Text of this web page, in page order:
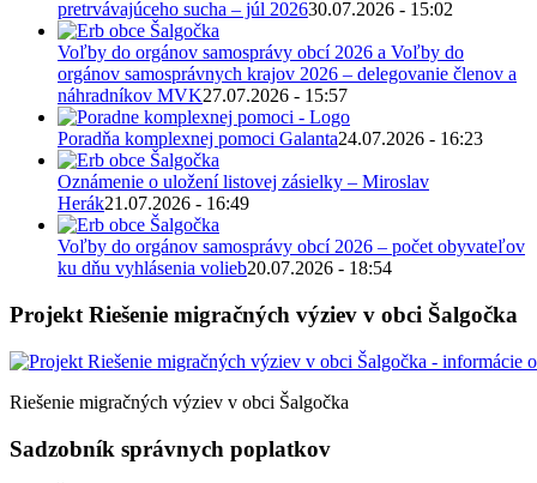
pretrvávajúceho sucha – júl 202630.07.2026 - 15:02
Voľby do orgánov samosprávy obcí 2026 a Voľby do
orgánov samosprávnych krajov 2026 – delegovanie členov a
náhradníkov MVK27.07.2026 - 15:57
Poradňa komplexnej pomoci Galanta24.07.2026 - 16:23
Oznámenie o uložení listovej zásielky – Miroslav
Herák21.07.2026 - 16:49
Voľby do orgánov samosprávy obcí 2026 – počet obyvateľov
ku dňu vyhlásenia volieb20.07.2026 - 18:54
Projekt Riešenie migračných výziev v obci Šalgočka
Riešenie migračných výziev v obci Šalgočka
Sadzobník správnych poplatkov